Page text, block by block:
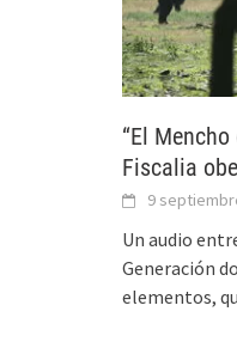
“El
Fiscalia
9
Un audio
Generación
elementos,